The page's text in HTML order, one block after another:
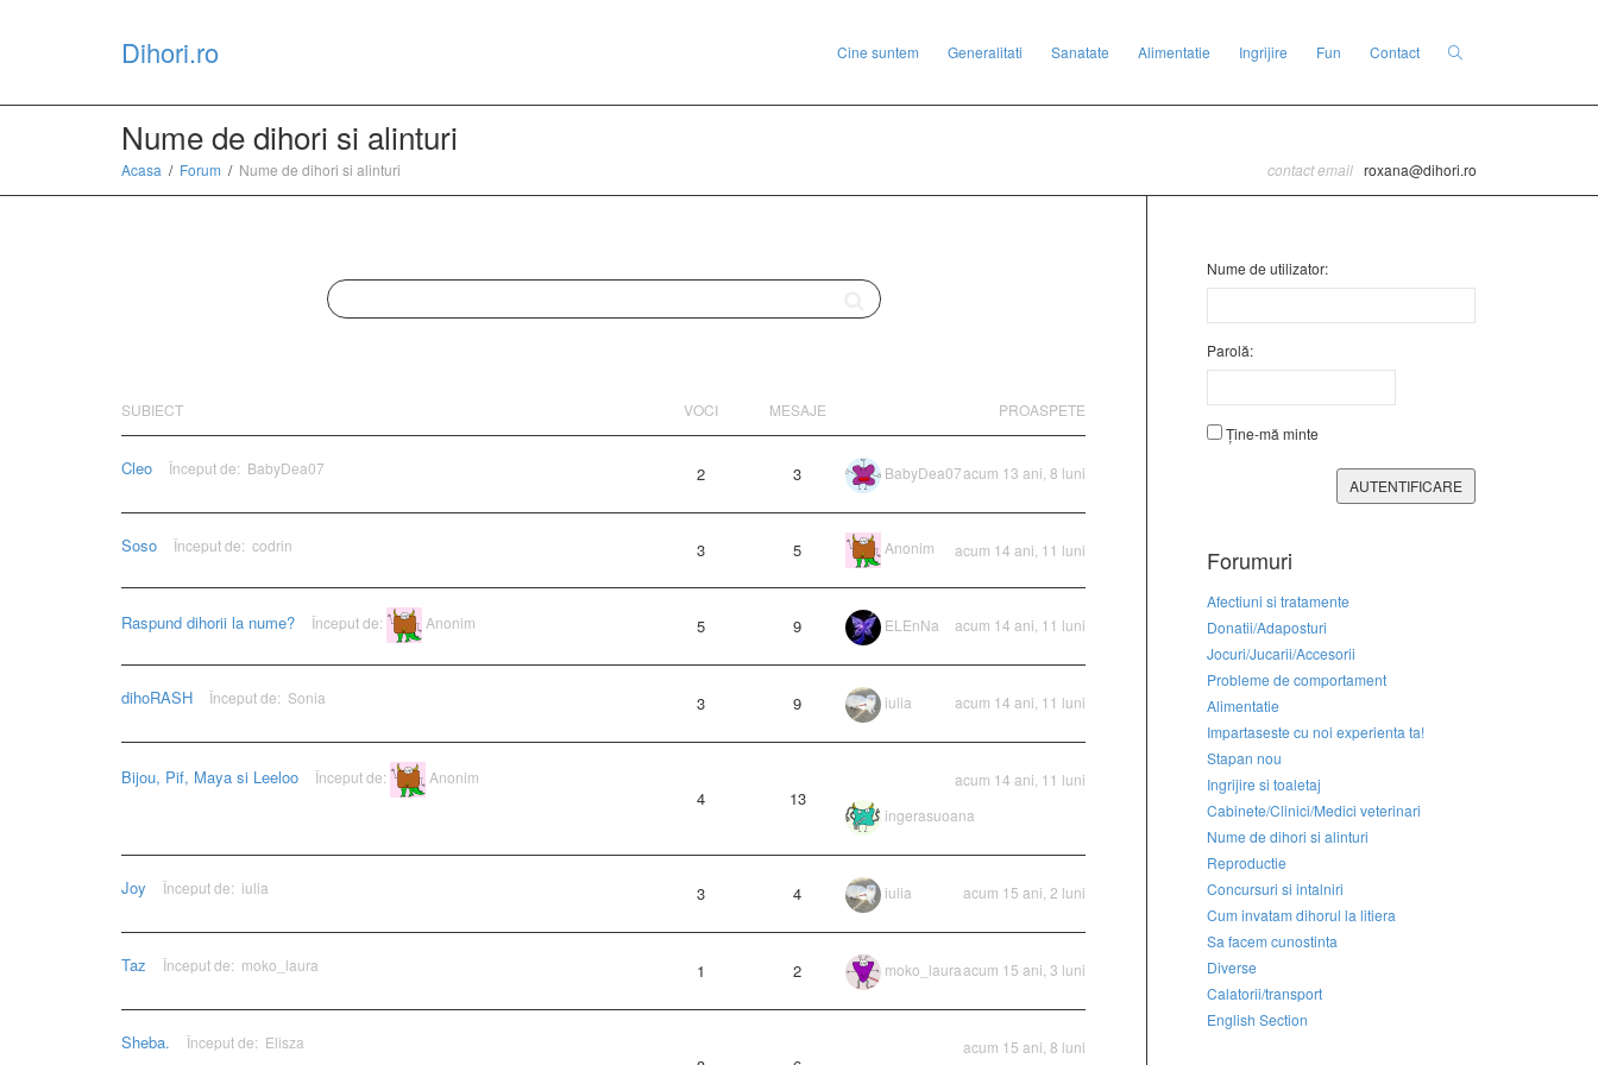
Dihori.ro Cine suntem Generalitati Sanatate Alimentatie Ingrijire Fun Contact
Nume de dihori si alinturi
Acasa Forum Nume de dihori si alinturi contact email roxana@dihori.ro
SUBIECT VOCI MESAJE PROASPETE
Cleo Început de: BabyDea07 2 3 acum 13 ani, 8 luni
BabyDea07
Soso Început de: codrin 3 5 acum 14 ani, 11 luni
Anonim
Raspund dihorii la nume? Început de: Anonim 5 9 acum 14 ani, 11 luni
ELEnNa
dihoRASH Început de: Sonia 3 9 acum 14 ani, 11 luni
iulia
Bijou, Pif, Maya si Leeloo Început de: Anonim
4 13
acum 14 ani, 11 luni
ingerasuoana
Joy Început de: iulia 3 4 acum 15 ani, 2 luni
iulia
Taz Început de: moko_laura 1 2 acum 15 ani, 3 luni
moko_laura
Sheba. Început de: Elisza acum 15 ani, 8 luni
Nume de utilizator:
Parolă:
Ține-mă minte
AUTENTIFICARE
Forumuri
Afectiuni si tratamente
Donatii/Adaposturi
Jocuri/Jucarii/Accesorii
Probleme de comportament
Alimentatie
Impartaseste cu noi experienta ta!
Stapan nou
Ingrijire si toaletaj
Cabinete/Clinici/Medici veterinari
Nume de dihori si alinturi
Reproductie
Concursuri si intalniri
Cum invatam dihorul la litiera
Sa facem cunostinta
Diverse
Calatorii/transport
English Section